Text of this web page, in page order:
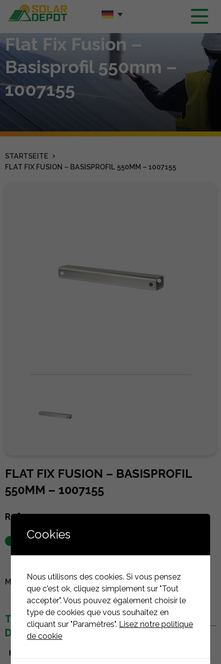
Hauptinhalt
Flat Fix Fusion –
Basisprofil 550mm –
1007155
STARTSEITE ›
FLAT FIX FUSION – BASISPROFIL 550MM – 1007155
FLAT FIX FUSION – BASISPROFIL
550MM – 1007155
Referenz :1007155
auf Lager
MELDEN SIE SICH AN, UM DEN PREIS ZU SEHEN
TECHNISCHE
DETAILS
Hersteller
Cookies
Nous utilisons des cookies. Si vous pensez
que c'est ok, cliquez simplement sur "Tout
accepter". Vous pouvez également choisir le
type de cookies que vous souhaitez en
cliquant sur "Paramètres". Lisez notre politique
de cookie